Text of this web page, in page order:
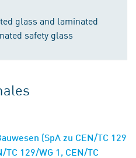
glass and laminated
safety glass
(SpA zu CEN/TC 129
TC 129/WG 1, CEN/TC